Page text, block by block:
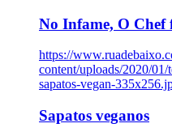
No Infame, O Chef
https://
content/uploads/2020/
sapatos-vegan-
Sapatos veganos